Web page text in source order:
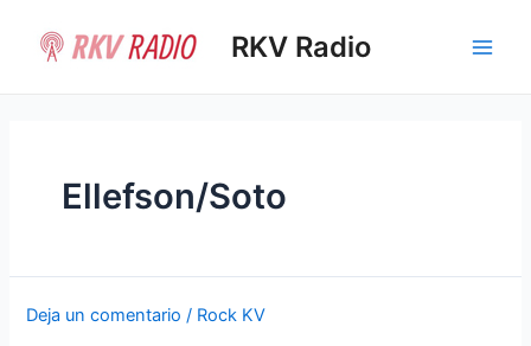
contenido
RKV Radio
Ellefson/Soto
Deja un comentario / Rock KV